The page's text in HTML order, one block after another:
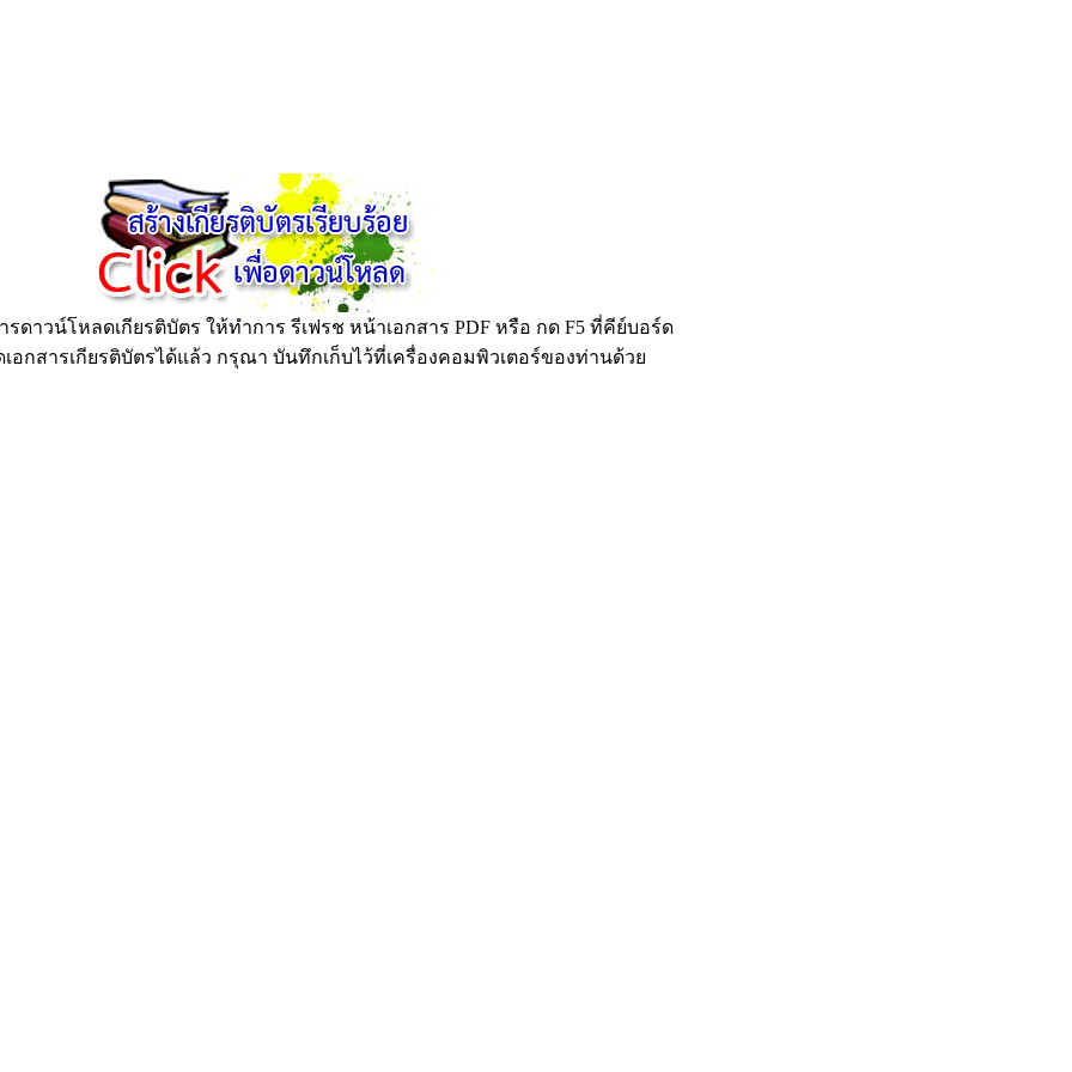
ดาวน์โหลดเกียรติบัตร ให้ทำการ รีเฟรช หน้าเอกสาร PDF หรือ กด F5 ที่คีย์บอร์ด
อกสารเกียรติบัตรได้แล้ว กรุณา บันทึกเก็บไว้ที่เครื่องคอมพิวเตอร์ของท่านด้วย